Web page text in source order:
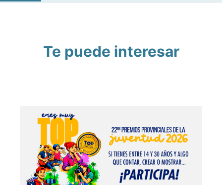
Te puede interesar